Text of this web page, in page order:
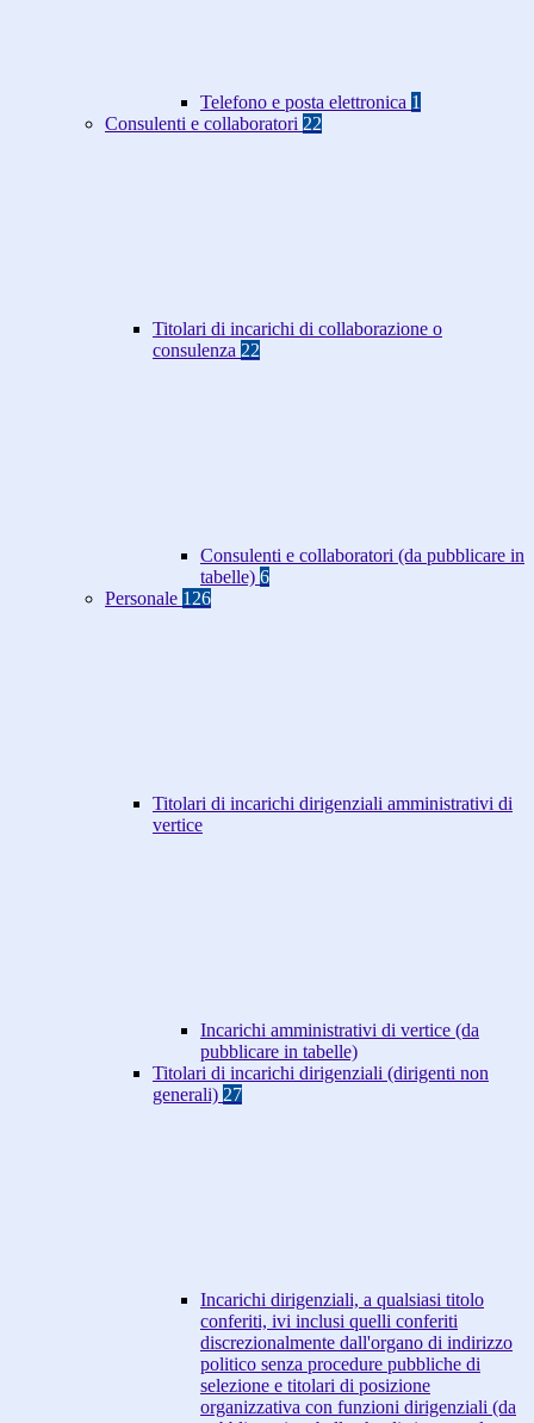
Telefono e posta elettronica 1
Consulenti e collaboratori 22
Titolari di incarichi di collaborazione o
consulenza 22
Consulenti e collaboratori (da pubblicare in
tabelle) 6
Personale 126
Titolari di incarichi dirigenziali amministrativi di
vertice
Incarichi amministrativi di vertice (da
pubblicare in tabelle)
Titolari di incarichi dirigenziali (dirigenti non
generali) 27
Incarichi dirigenziali, a qualsiasi titolo
conferiti, ivi inclusi quelli conferiti
discrezionalmente dall'organo di indirizzo
politico senza procedure pubbliche di
selezione e titolari di posizione
organizzativa con funzioni dirigenziali (da